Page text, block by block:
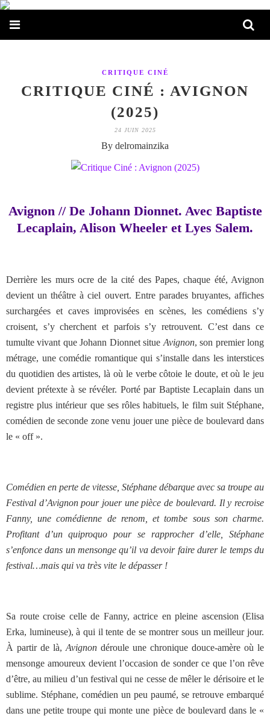
CRITIQUE CINÉ
CRITIQUE CINÉ : AVIGNON
(2025)
24 JUIN 2025
By delromainzika
Avignon // De Johann Dionnet. Avec Baptiste
Lecaplain, Alison Wheeler et Lyes Salem.
Derrière les murs ocre de la cité des Papes, chaque été, Avignon
devient un théâtre à ciel ouvert. Entre parades bruyantes, affiches
surchargées et caves improvisées en scènes, les comédiens s’y
croisent, s’y cherchent et parfois s’y retrouvent. C’est dans ce
tumulte vivant que Johann Dionnet situe Avignon, son premier long
métrage, une comédie romantique qui s’installe dans les interstices
du quotidien des artistes, là où le verbe côtoie le doute, et où le jeu
devient prétexte à se révéler. Porté par Baptiste Lecaplain dans un
registre plus intérieur que ses rôles habituels, le film suit Stéphane,
comédien de seconde zone venu jouer une pièce de boulevard dans
le « off ».
Comédien en perte de vitesse, Stéphane débarque avec sa troupe au
Festival d’Avignon pour jouer une pièce de boulevard. Il y recroise
Fanny, une comédienne de renom, et tombe sous son charme.
Profitant d’un quiproquo pour se rapprocher d’elle, Stéphane
s’enfonce dans un mensonge qu’il va devoir faire durer le temps du
festival…mais qui va très vite le dépasser !
Sa route croise celle de Fanny, actrice en pleine ascension (Elisa
Erka, lumineuse), à qui il tente de se montrer sous un meilleur jour.
À partir de là, Avignon déroule une chronique douce-amère où le
mensonge amoureux devient l’occasion de sonder ce que l’on rêve
d’être, au milieu d’un festival qui ne cesse de mêler le dérisoire et le
sublime. Stéphane, comédien un peu paumé, se retrouve embarqué
dans une petite troupe qui monte une pièce de boulevard dans le «